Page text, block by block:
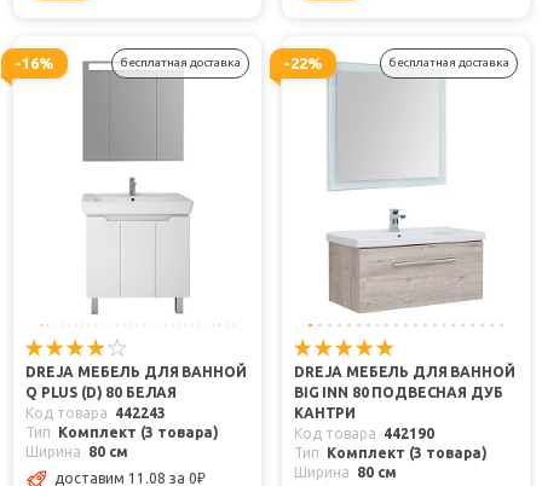
-16% бесплатная доставка
DREJA МЕБЕЛЬ ДЛЯ ВАННОЙ
Q PLUS (D) 80 БЕЛАЯ
Код товара
442243
Тип
Комплект (3 товара)
Ширина
80 см
доставим 11.08 за 0₽
-22% бесплатная доставка
DREJA МЕБЕЛЬ ДЛЯ ВАННОЙ
BIG INN 80 ПОДВЕСНАЯ ДУБ
КАНТРИ
Код товара
442190
Тип
Комплект (3 товара)
Ширина
80 см